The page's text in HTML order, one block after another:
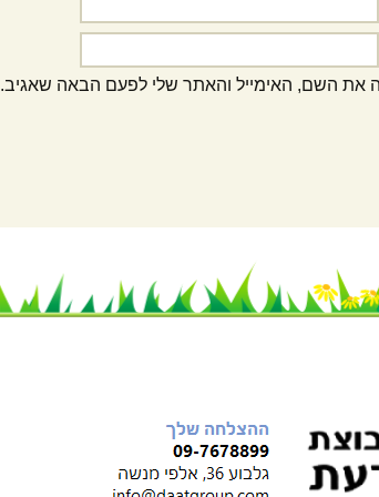
את השם, האימייל והאתר שלי לפעם הבאה שאגיב.